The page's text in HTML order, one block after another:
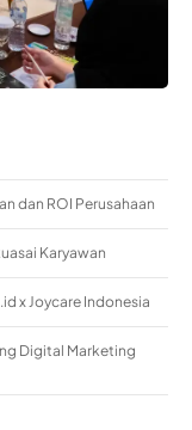
dan ROI Perusahaan
Karyawan
x Joycare Indonesia
Digital Marketing